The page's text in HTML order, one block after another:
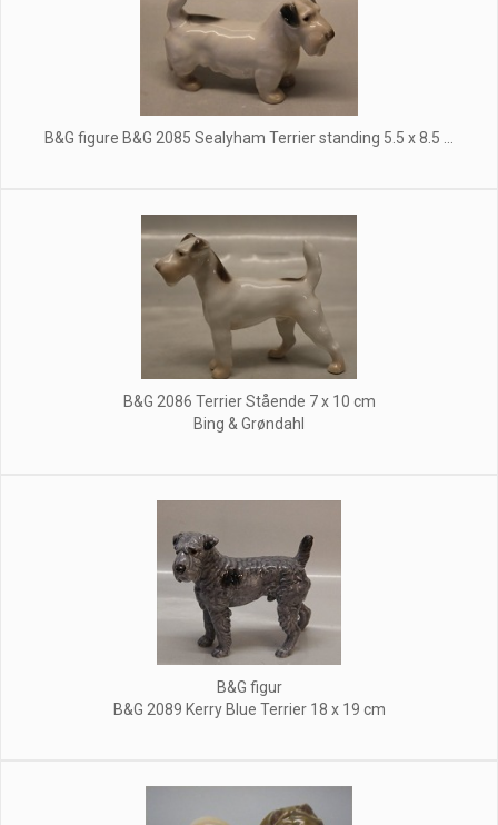
B&G figure B&G 2085 Sealyham Terrier standing 5.5 x 8.5 ...
B&G 2086 Terrier Stående 7 x 10 cm
Bing & Grøndahl
B&G figur
B&G 2089 Kerry Blue Terrier 18 x 19 cm